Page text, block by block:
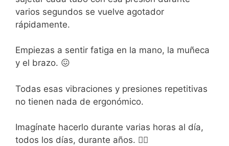
varios segundos se vuelve agotador
rápidamente.
Empiezas a sentir fatiga en la mano, la muñeca
y el brazo. 😖
Todas esas vibraciones y presiones repetitivas
no tienen nada de ergonómico.
Imagínate hacerlo durante varias horas al día,
todos los días, durante años. 😵‍💫